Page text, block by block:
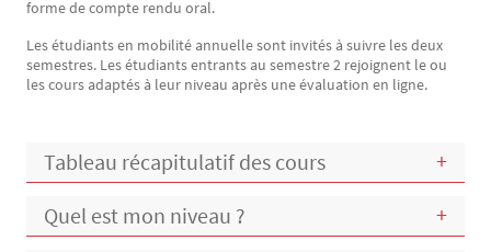
forme de compte rendu oral.
Les étudiants en mobilité annuelle sont invités à suivre les deux
semestres. Les étudiants entrants au semestre 2 rejoignent le ou
les cours adaptés à leur niveau après une évaluation en ligne.
Tableau récapitulatif des cours
Quel est mon niveau ?